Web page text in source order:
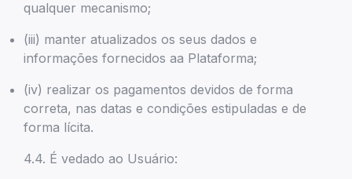
qualquer mecanismo;
(iii) manter atualizados os seus dados e
informações fornecidos aa Plataforma;
(iv) realizar os pagamentos devidos de forma
correta, nas datas e condições estipuladas e de
forma lícita.
4.4. É vedado ao Usuário: